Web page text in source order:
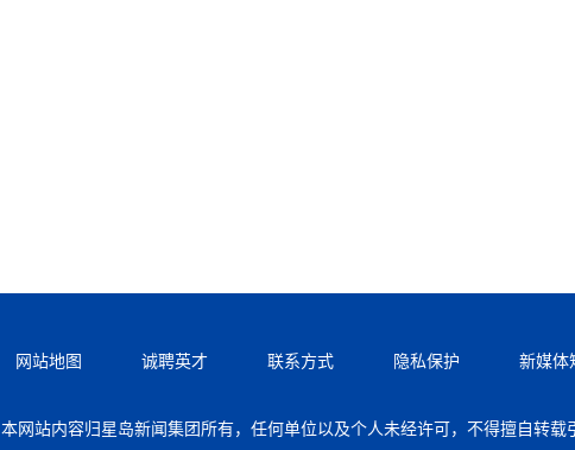
网站地图 诚聘英才 联系方式 隐私保护 新媒体
本网站内容归星岛新闻集团所有，任何单位以及个人未经许可，不得擅自转载